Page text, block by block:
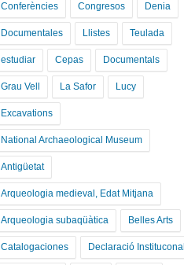
Conferències Congresos Denia
Documentales Llistes Teulada
estudiar Cepas Documentals
Grau Vell La Safor Lucy
Excavations
National Archaeological Museum
Antigüetat
Arqueologia medieval, Edat Mitjana
Arqueologia subaqüàtica Belles Arts
Catalogaciones Declaració Instituconal